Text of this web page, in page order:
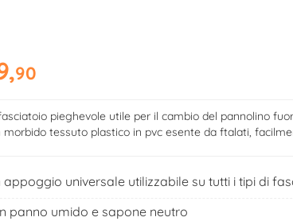
90
pieghevole utile per il cambio del pannolino
morbido tessuto plastico in pvc esente da ftalati,
appoggio universale utilizzabile su tutti i tipi di
panno umido e sapone neutro